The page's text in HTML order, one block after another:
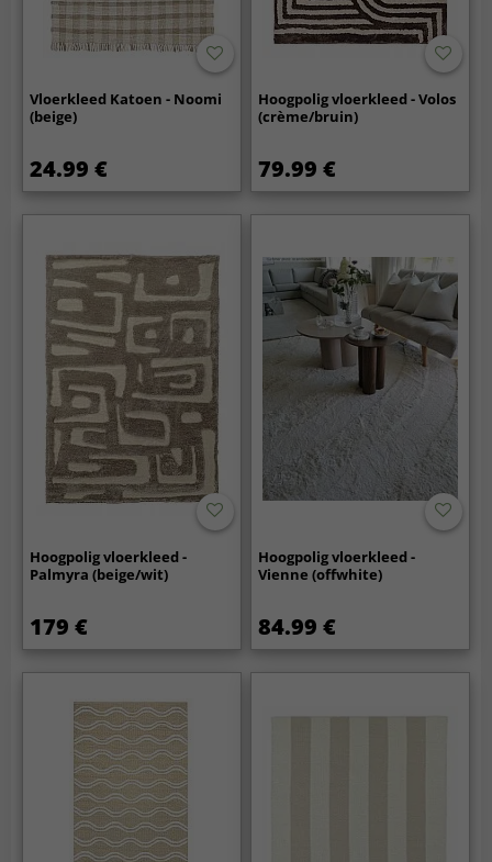
Vloerkleed Katoen - Noomi
(beige)
24.99 €
Hoogpolig vloerkleed - Volos
(crème/bruin)
79.99 €
Hoogpolig vloerkleed -
Palmyra (beige/wit)
179 €
Hoogpolig vloerkleed -
Vienne (offwhite)
84.99 €